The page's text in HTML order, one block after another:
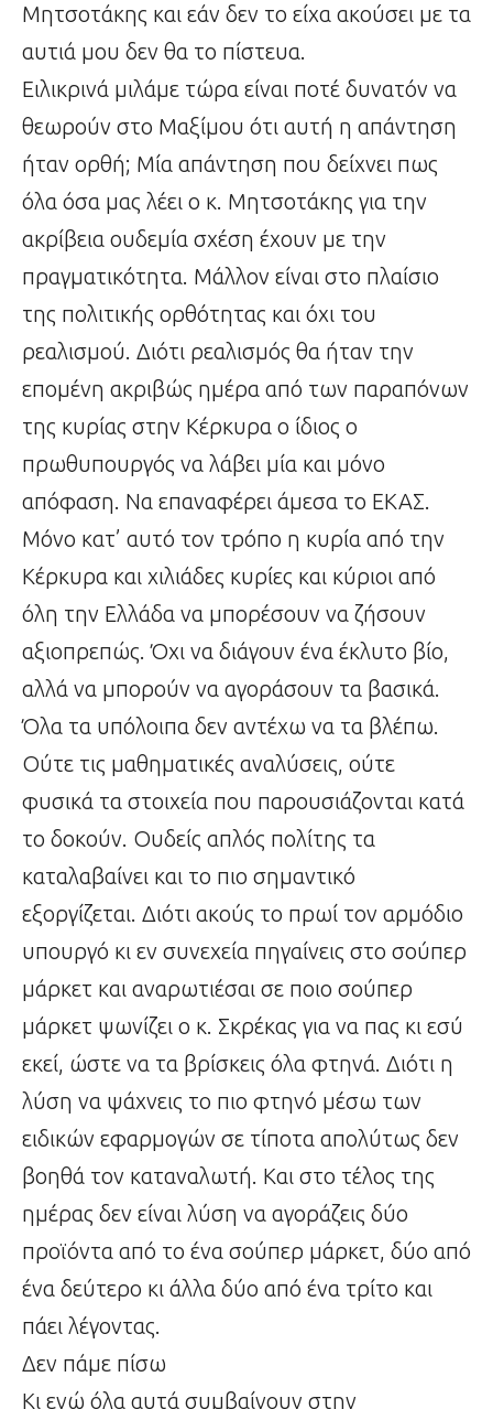
Μητσοτάκης και εάν δεν το είχα ακούσει με τα
αυτιά μου δεν θα το πίστευα.
Ειλικρινά μιλάμε τώρα είναι ποτέ δυνατόν να
θεωρούν στο Μαξίμου ότι αυτή η απάντηση
ήταν ορθή; Μία απάντηση που δείχνει πως
όλα όσα μας λέει ο κ. Μητσοτάκης για την
ακρίβεια ουδεμία σχέση έχουν με την
πραγματικότητα. Μάλλον είναι στο πλαίσιο
της πολιτικής ορθότητας και όχι του
ρεαλισμού. Διότι ρεαλισμός θα ήταν την
επομένη ακριβώς ημέρα από των παραπόνων
της κυρίας στην Κέρκυρα ο ίδιος ο
πρωθυπουργός να λάβει μία και μόνο
απόφαση. Να επαναφέρει άμεσα το ΕΚΑΣ.
Μόνο κατ’ αυτό τον τρόπο η κυρία από την
Κέρκυρα και χιλιάδες κυρίες και κύριοι από
όλη την Ελλάδα να μπορέσουν να ζήσουν
αξιοπρεπώς. Όχι να διάγουν ένα έκλυτο βίο,
αλλά να μπορούν να αγοράσουν τα βασικά.
Όλα τα υπόλοιπα δεν αντέχω να τα βλέπω.
Ούτε τις μαθηματικές αναλύσεις, ούτε
φυσικά τα στοιχεία που παρουσιάζονται κατά
το δοκούν. Ουδείς απλός πολίτης τα
καταλαβαίνει και το πιο σημαντικό
εξοργίζεται. Διότι ακούς το πρωί τον αρμόδιο
υπουργό κι εν συνεχεία πηγαίνεις στο σούπερ
μάρκετ και αναρωτιέσαι σε ποιο σούπερ
μάρκετ ψωνίζει ο κ. Σκρέκας για να πας κι εσύ
εκεί, ώστε να τα βρίσκεις όλα φτηνά. Διότι η
λύση να ψάχνεις το πιο φτηνό μέσω των
ειδικών εφαρμογών σε τίποτα απολύτως δεν
βοηθά τον καταναλωτή. Και στο τέλος της
ημέρας δεν είναι λύση να αγοράζεις δύο
προϊόντα από το ένα σούπερ μάρκετ, δύο από
ένα δεύτερο κι άλλα δύο από ένα τρίτο και
πάει λέγοντας.
Δεν πάμε πίσω
Κι ενώ όλα αυτά συμβαίνουν στην